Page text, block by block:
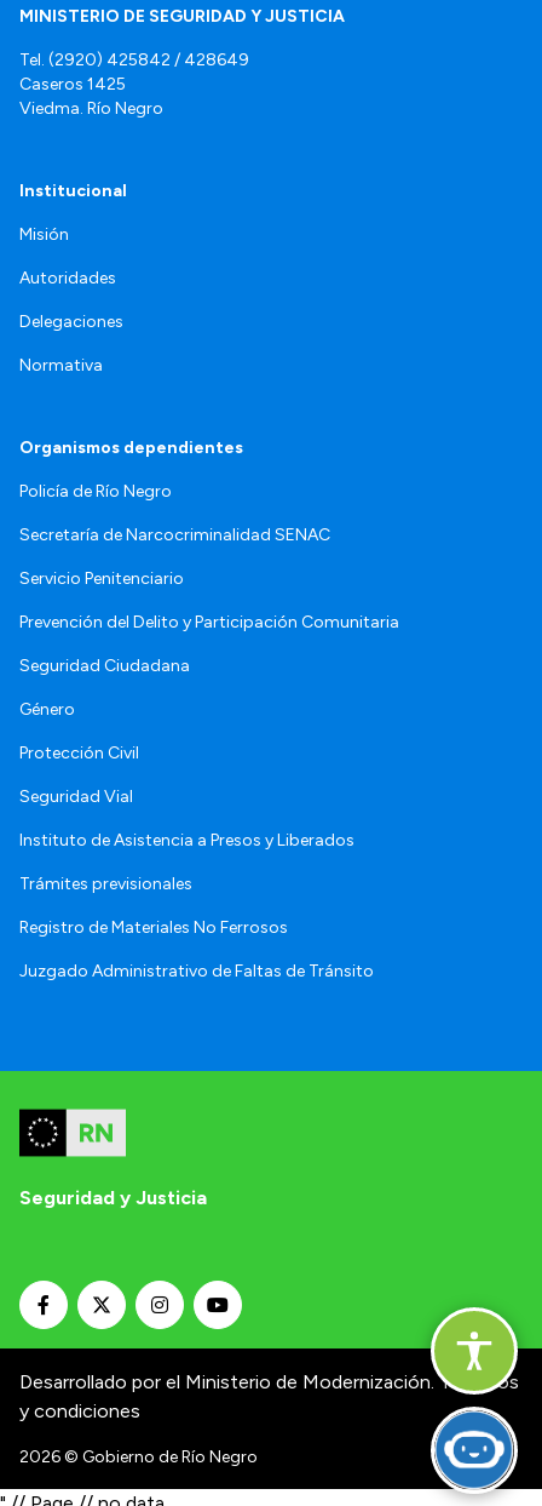
MINISTERIO DE SEGURIDAD Y JUSTICIA
Tel. (2920) 425842 / 428649
Caseros 1425
Viedma. Río Negro
Institucional
Misión
Autoridades
Delegaciones
Normativa
Organismos dependientes
Policía de Río Negro
Secretaría de Narcocriminalidad SENAC
Servicio Penitenciario
Prevención del Delito y Participación Comunitaria
Seguridad Ciudadana
Género
Protección Civil
Seguridad Vial
Instituto de Asistencia a Presos y Liberados
Trámites previsionales
Registro de Materiales No Ferrosos
Juzgado Administrativo de Faltas de Tránsito
Seguridad y Justicia
Desarrollado por el Ministerio de Modernización. Términos
y condiciones
2026© Gobierno de Río Negro